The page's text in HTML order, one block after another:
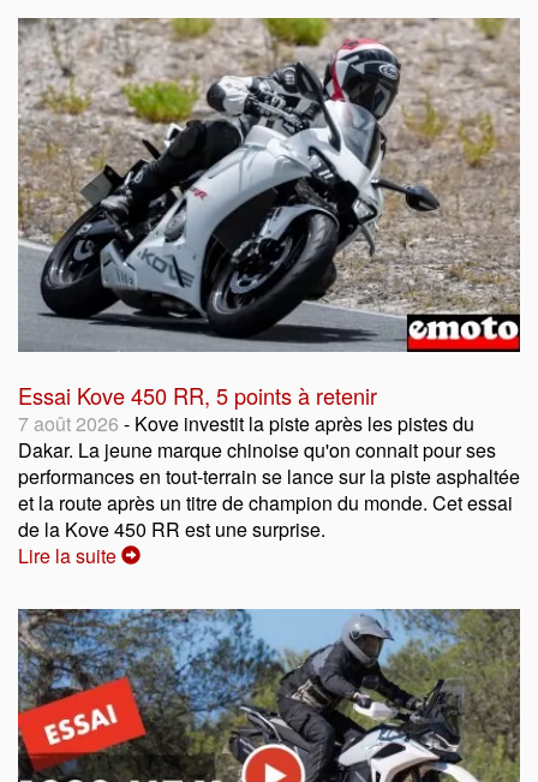
Essai Kove 450 RR, 5 points à retenir
7 août 2026 - Kove investit la piste après les pistes du
Dakar. La jeune marque chinoise qu'on connait pour ses
performances en tout-terrain se lance sur la piste asphaltée
et la route après un titre de champion du monde. Cet essai
de la Kove 450 RR est une surprise.
Lire la suite